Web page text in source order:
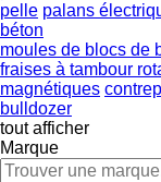
pelle palans
béton
moules de blocs de
fraises à tambour
magnétiques
bulldozer
tout afficher
Marque